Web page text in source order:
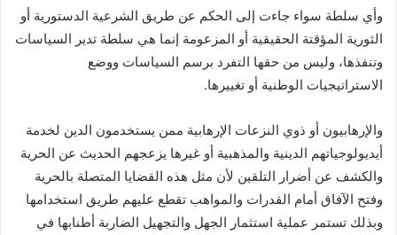
وأي سلطة سواء جاءت إلى الحكم عن طريق الشرعية الدستورية أو
الثورية المؤقتة الحقيقية أو المزعومة إنما هي سلطة تدير السياسات
وتنفذها، وليس من حقها التفرد برسم السياسات ووضع
الاستراتيجيات الوطنية أو تغييرها.
والإرهابيون أو ذوي النزعات الإرهابية ممن يستخدمون الدين لخدمة
أيديولوجياتهم الدينية والمذهبية أو غيرها يزعجهم الحديث عن الحرية
والكشف عن أضرار التلقين لأن مثل هذه القضايا المتصلة بالحرية
وفتح الآفاق أمام القدرات والمواهب تقطع عليهم طريق استخدامها
وبذلك تستمر عملية استثمار الجهل والتجهيل الضاربة أطنابها في